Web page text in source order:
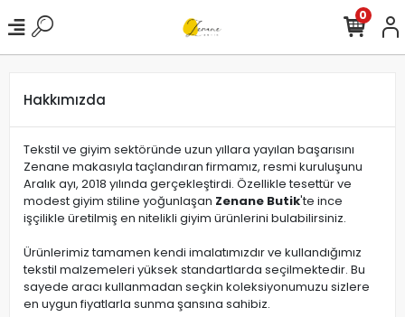
0
Hakkımızda
Tekstil ve giyim sektöründe uzun yıllara yayılan başarısını
Zenane makasıyla taçlandıran firmamız, resmi kuruluşunu
Aralık ayı, 2018 yılında gerçekleştirdi. Özellikle tesettür ve
modest giyim stiline yoğunlaşan Zenane Butik'te ince
işçilikle üretilmiş en nitelikli giyim ürünlerini bulabilirsiniz.
Ürünlerimiz tamamen kendi imalatımızdır ve kullandığımız
tekstil malzemeleri yüksek standartlarda seçilmektedir. Bu
sayede aracı kullanmadan seçkin koleksiyonumuzu sizlere
en uygun fiyatlarla sunma şansına sahibiz.